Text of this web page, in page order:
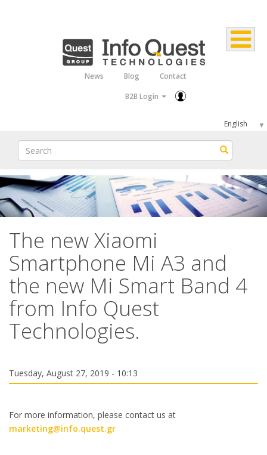
News Blog
Contact
B2B Login
Select
your
language
Search Search
The new Xiaomi
Smartphone Mi A3 and
the new Mi Smart Band 4
from Info Quest
Technologies.
Tuesday, August 27, 2019 - 10:13
For more information, please contact us at
marketing@info.quest.gr